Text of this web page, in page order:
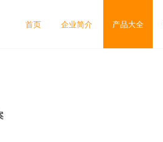
首页 企业简介 产品大全